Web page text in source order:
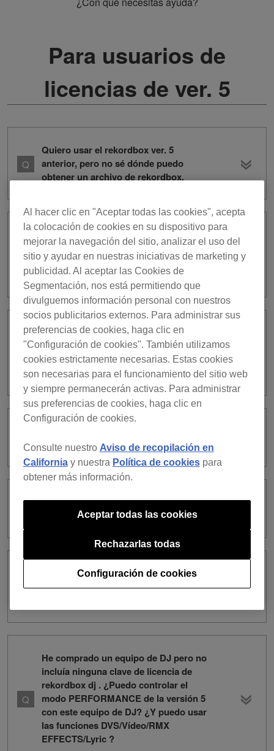
Para usuarios de
licencias de ver. 5
Quiero usar el rekordbox ver. 5
anterior, pero no sé dónde puedo
obtener un archivo de rekordbox.
¿Es la clave de licencia incluida que
venía previamente con productos
seleccionados solo útil para rekordbox
ver. 5?
¿Qué le sucederá a la clave de licencia
de rekordbox dj que compré? ¿Puedo
seguir utilizándola y se verá el software
afectado?
suscripción?
Se ha cancelado la adquisición de
licencias para rekordbox 5.
¿Mi suscripción de la versión 5 de
rekordbox se aplicará automáticamente
He comprado un equipo de DJ pero no
incluía ninguna clave de licencia de
rekordbox dj . ¿Puedo controlar el
modo PERFORMANCE de la versión 5
con este equipo de DJ? ¿Y puedo usar
las funciones DVS/Vídeo/RMX
EFFECTS/Lyric ?
Al hacer clic en "Aceptar todas las cookies", acepta
la colocación de cookies en su dispositivo para
mejorar la navegación del sitio, analizar el uso del
sitio y ayudar en nuestras iniciativas de marketing y
publicidad. Al aceptar las Cookies de
Segmentación, nos está permitiendo que
divulguemos información personal con nuestros
socios publicitarios externos. Para administrar sus
preferencias de cookies, haga clic en
"Configuración de cookies". También utilizamos
cookies estrictamente necesarias. Estas cookies
son necesarias para el funcionamiento del sitio web
y siempre permanecerán activas. Para administrar
sus preferencias de cookies, haga clic en
Configuración de cookies.
Consulte nuestro Aviso de recopilación en
Californiay nuestra Política de cookiespara
obtener más información.
Configuración de cookies
Rechazarlas todas
Aceptar todas las cookies